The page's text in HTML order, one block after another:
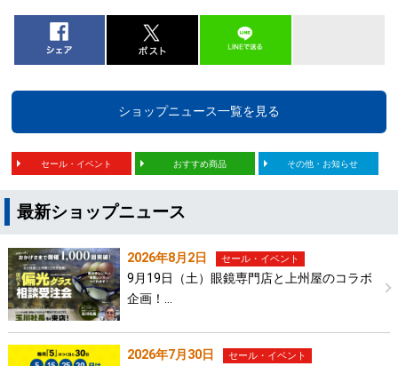
ショップニュース一覧を見る
セール・イベント おすすめ商品 その他・お知らせ
最新ショップニュース
2026年8月2日 セール・イベント
9月19日（土）眼鏡専門店と上州屋のコラボ
企画！…
2026年7月30日 セール・イベント